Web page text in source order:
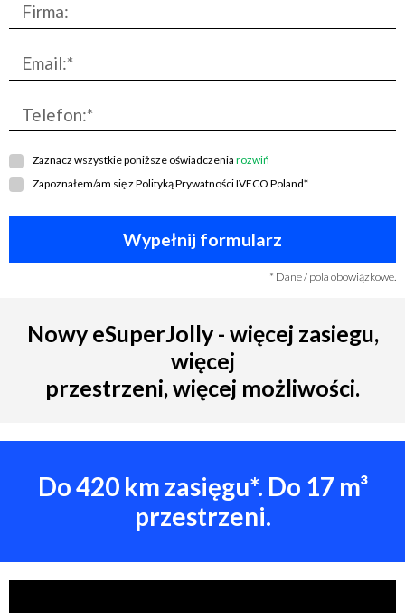
Firma:
Email:*
Telefon:*
Zaznacz wszystkie poniższe oświadczenia rozwiń
Zapoznałem/am się z Polityką Prywatności IVECO Poland*
* Dane / pola obowiązkowe.
Nowy eSuperJolly - więcej zasiegu,
więcej
przestrzeni, więcej możliwości.
Do 420 km zasięgu*. Do 17 m³
przestrzeni.